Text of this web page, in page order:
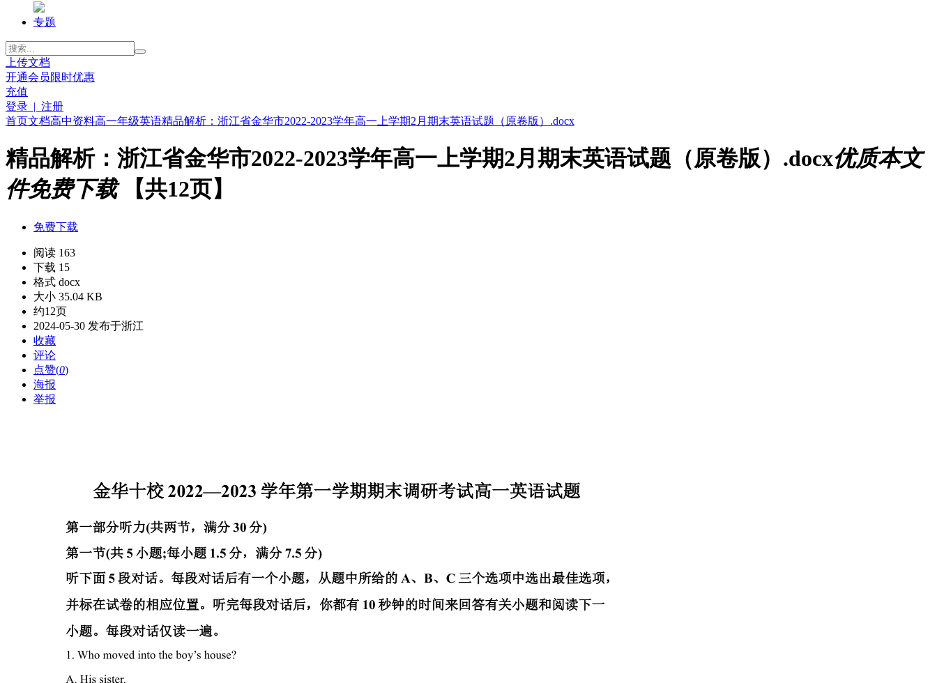
专题
上传文档
开通会员限时优惠
充值
登录 | 注册
首页文档高中资料高一年级英语精品解析：浙江省金华市2022-2023学年高一上学期2月期末英语试题（原卷版）.docx
精品解析：浙江省金华市2022-2023学年高一上学期2月期末英语试题（原卷版）.docx优质本文
件免费下载【共12页】
免费下载
阅读 163
下载 15
格式 docx
大小 35.04 KB
约12页
2024-05-30 发布于浙江
收藏
评论
点赞(0)
海报
举报